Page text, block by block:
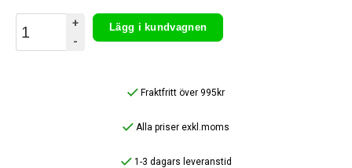
+
-
Lägg i kundvagnen
Fraktfritt över 995kr
Alla priser exkl.moms
1-3 dagars leveranstid